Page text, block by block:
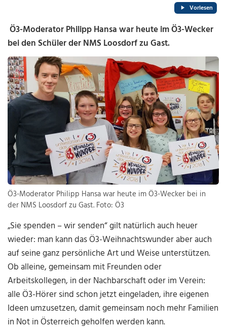
Vorlesen
Ö3-Moderator Philipp Hansa war heute im Ö3-Wecker
bei den Schüler der NMS Loosdorf zu Gast.
Ö3-Moderator Philipp Hansa war heute im Ö3-Wecker bei in
der NMS Loosdorf zu Gast. Foto: Ö3
„Sie spenden – wir senden“ gilt natürlich auch heuer
wieder: man kann das Ö3-Weihnachtswunder aber auch
auf seine ganz persönliche Art und Weise unterstützen.
Ob alleine, gemeinsam mit Freunden oder
Arbeitskollegen, in der Nachbarschaft oder im Verein:
alle Ö3-Hörer sind schon jetzt eingeladen, ihre eigenen
Ideen umzusetzen, damit gemeinsam noch mehr Familien
in Not in Österreich geholfen werden kann.